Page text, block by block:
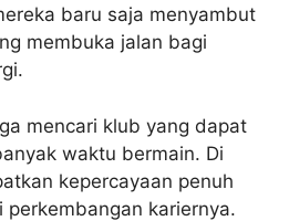
baru saja menyambut
membuka jalan bagi
mencari klub yang dapat
waktu bermain. Di
kepercayaan penuh
kariernya.